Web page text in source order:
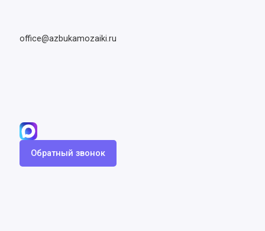
office@azbukamozaiki.ru
Обратный звонок